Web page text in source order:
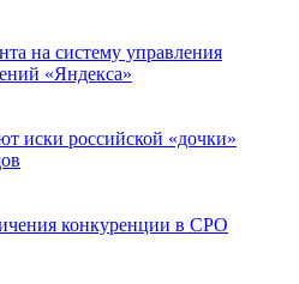
на систему управления
«Яндекса»
иски российской «дочки»
конкуренции в СРО